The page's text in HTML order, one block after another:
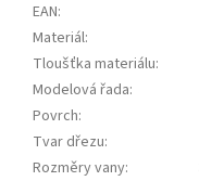
EAN:
Materiál:
Tloušťka materiálu:
Modelová řada:
Povrch:
Tvar dřezu:
Rozměry vany: